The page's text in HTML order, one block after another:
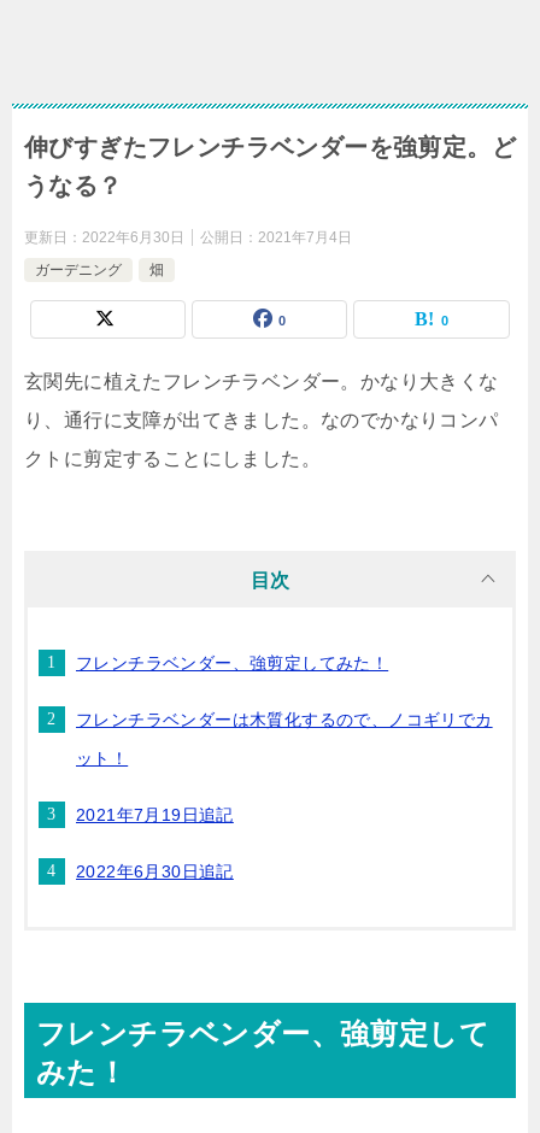
伸びすぎたフレンチラベンダーを強剪定。ど
うなる？
更新日： 2022年6月30日 公開日： 2021年7月4日
ガーデニング
畑
0 0
玄関先に植えたフレンチラベンダー。かなり大きくな
り、通行に支障が出てきました。なのでかなりコンパ
クトに剪定することにしました。
目次
フレンチラベンダー、強剪定してみた！
フレンチラベンダーは木質化するので、ノコギリでカ
ット！
2021年7月19日追記
2022年6月30日追記
フレンチラベンダー、強剪定して
みた！